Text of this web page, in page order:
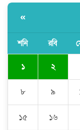
«
শনি রবি
১ ২
৮ ৯
১৫ ১৬